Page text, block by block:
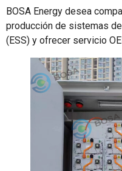
BOSA Energy desea
producción de sistemas
(ESS) y ofrecer servicio